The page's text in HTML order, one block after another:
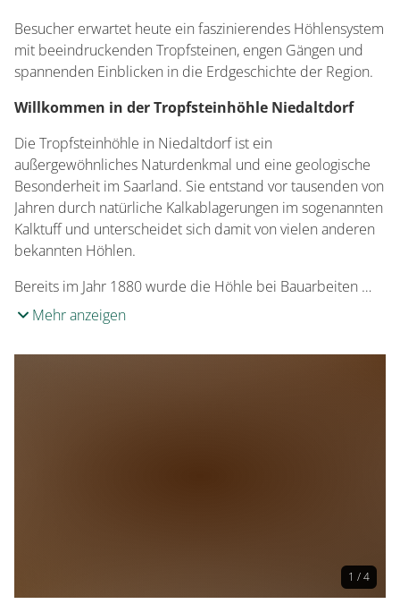
Haustiere
Haustiere sind nicht erlaubt
Entfernung zur nächsten Au­to­bahn­an­schluss­
stel­le (in km)
14km
0,5km
Entfernung zur nächsten ÖPNV-Haltestelle (in
km)
Englisch
Italienisch
Deutsch
Spanisch
Besucher erwartet heute ein faszinierendes Höhlensystem
mit beeindruckenden Tropfsteinen, engen Gängen und
spannenden Einblicken in die Erdgeschichte der Region.
Willkommen in der Tropfsteinhöhle Niedaltdorf
Die Tropfsteinhöhle in Niedaltdorf ist ein
außergewöhnliches Naturdenkmal und eine geologische
Besonderheit im Saarland. Sie entstand vor tausenden von
Jahren durch natürliche Kalkablagerungen im sogenannten
Kalktuff und unterscheidet sich damit von vielen anderen
bekannten Höhlen.
Bereits im Jahr 1880 wurde die Höhle bei Bauarbeiten …
Mehr anzeigen
1 / 4